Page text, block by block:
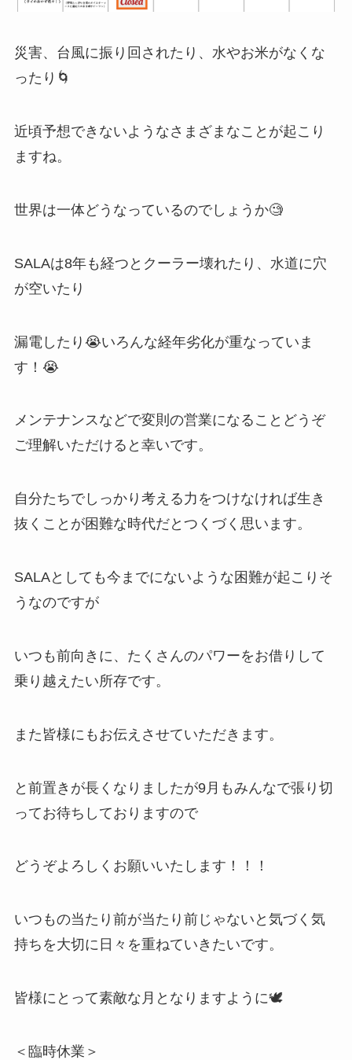
災害、台風に振り回されたり、水やお米がなくな
ったり🌀
近頃予想できないようなさまざまなことが起こり
ますね。
世界は一体どうなっているのでしょうか🧐
SALAは8年も経つとクーラー壊れたり、水道に穴
が空いたり
漏電したり😭いろんな経年劣化が重なっていま
す！😭
メンテナンスなどで変則の営業になることどうぞ
ご理解いただけると幸いです。
自分たちでしっかり考える力をつけなければ生き
抜くことが困難な時代だとつくづく思います。
SALAとしても今までにないような困難が起こりそ
うなのですが
いつも前向きに、たくさんのパワーをお借りして
乗り越えたい所存です。
また皆様にもお伝えさせていただきます。
と前置きが長くなりましたが9月もみんなで張り切
ってお待ちしておりますので
どうぞよろしくお願いいたします！！！
いつもの当たり前が当たり前じゃないと気づく気
持ちを大切に日々を重ねていきたいです。
皆様にとって素敵な月となりますように🕊️
＜臨時休業＞